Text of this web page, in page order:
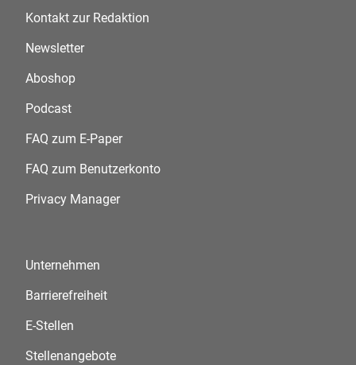
Kontakt zur Redaktion
Newsletter
Aboshop
Podcast
FAQ zum E-Paper
FAQ zum Benutzerkonto
Privacy Manager
Unternehmen
Barrierefreiheit
E-Stellen
Stellenangebote